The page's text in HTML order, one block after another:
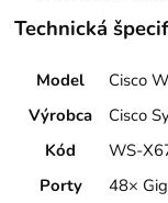
Technická
Model
Cisco
Výrobca
Cisco
Kód
WS-
Porty
48×